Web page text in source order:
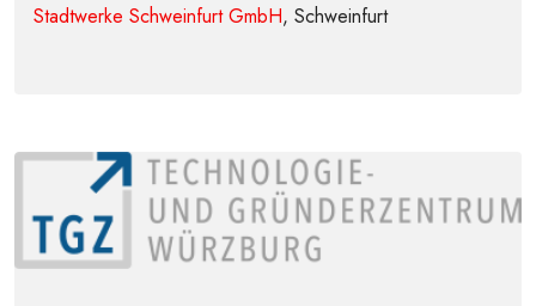
Stadtwerke Schweinfurt GmbH, Schweinfurt